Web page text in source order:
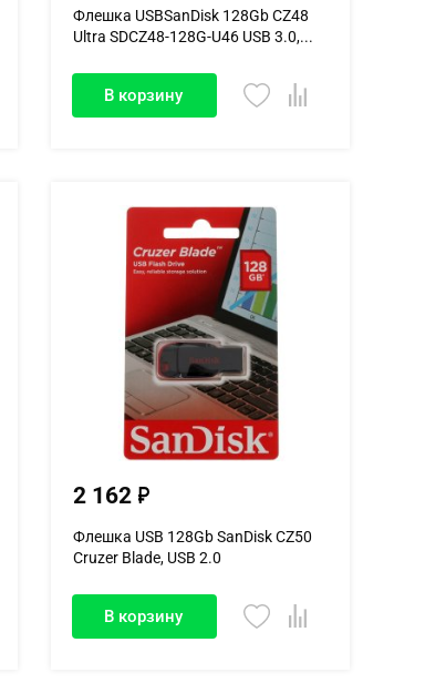
Флешка USBSanDisk 128Gb CZ48
Ultra SDCZ48-128G-U46 USB 3.0,...
В корзину
2 162
Флешка USB 128Gb SanDisk CZ50
Cruzer Blade, USB 2.0
В корзину